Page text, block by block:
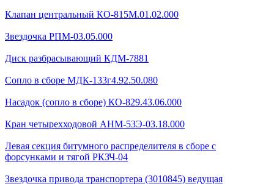
Клапан центральный КО-815М.01.02.000
Звездочка РПМ-03.05.000
Диск разбрасывающий КДМ-7881
Сопло в сборе МДК-133г4.92.50.080
Насадок (сопло в сборе) КО-829.43.06.000
Кран четырехходовой AHМ-53Э-03.18.000
Левая секция битумного распределителя в сборе с
форсунками и тягой РКЗЧ-04
Звездочка привода транспортера (3010845) ведущая